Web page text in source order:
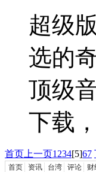
超级
选的
顶级
下载
首页 上一页1 234[5]67
首页 资讯 台湾 评论 财